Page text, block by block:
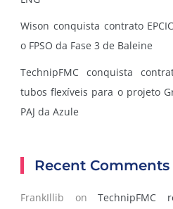
Wison conquista contrato
o FPSO da Fase 3 de Baleine
TechnipFMC conquista
tubos flexíveis para o projeto
PAJ da Azule
Recent Comments
FrankIllib onTechnipFMC